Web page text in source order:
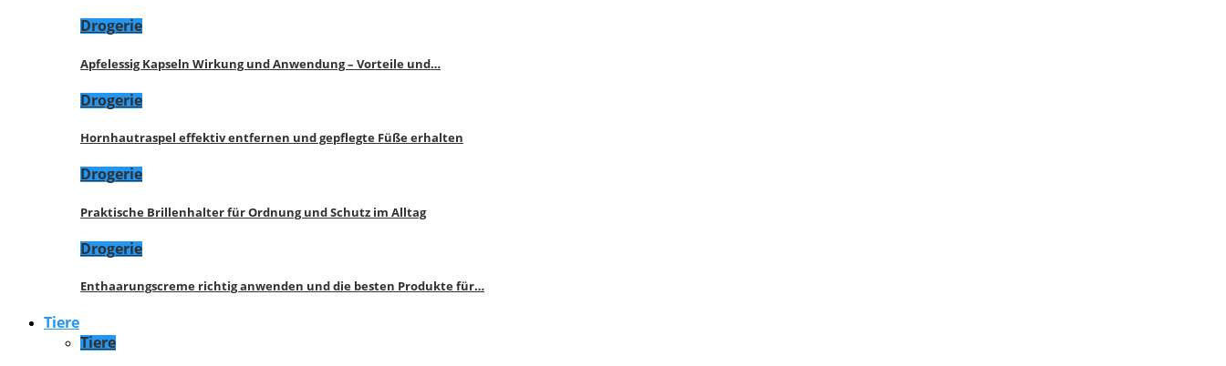
Drogerie
Apfelessig Kapseln Wirkung und Anwendung – Vorteile und…
Drogerie
Hornhautraspel effektiv entfernen und gepflegte Füße erhalten
Drogerie
Praktische Brillenhalter für Ordnung und Schutz im Alltag
Drogerie
Enthaarungscreme richtig anwenden und die besten Produkte für…
Tiere
Tiere